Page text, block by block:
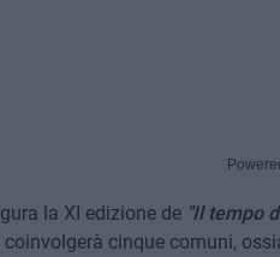
la XI edizione de "Il tempo
cinque comuni,